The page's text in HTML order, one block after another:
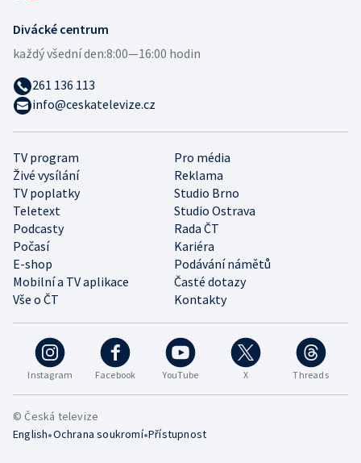
Instagram Facebook YouTube X Threads
TV program
Pro média
Živé vysílání
Reklama
TV poplatky
Studio Brno
Teletext
Studio Ostrava
Podcasty
Rada ČT
Počasí
Kariéra
E-shop
Podávání námětů
Mobilní a TV aplikace
Časté dotazy
Vše o ČT
Kontakty
Divácké centrum
každý všední den:8:00—16:00 hodin
261 136 113
info@ceskatelevize.cz
© Česká televize
English•Ochrana soukromí•Přístupnost